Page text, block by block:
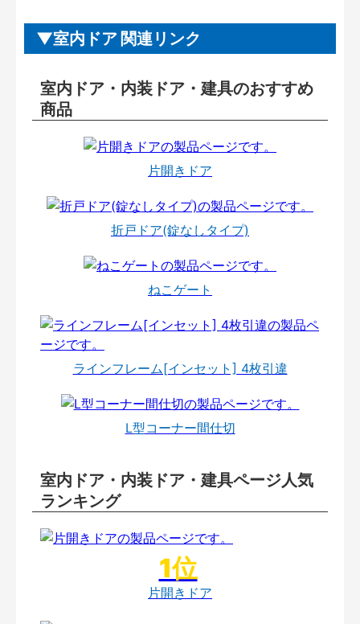
室内ドア 関連リンク
室内ドア・内装ドア・建具のおすすめ
商品
片開きドア
折戸ドア(錠なしタイプ)
ねこゲート
ラインフレーム[インセット] 4枚引違
L型コーナー間仕切
室内ドア・内装ドア・建具ページ人気
ランキング
片開きドア